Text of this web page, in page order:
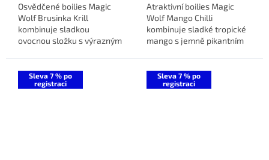
Osvědčené boilies Magic
Wolf Brusinka Krill
kombinuje sladkou
ovocnou složku s výrazným
atraktivní ovocnou stopu,
zatímco krill...
Atraktivní boilies Magic
Wolf Mango Chilli
kombinuje sladké tropické
mango s jemně pikantním
nástraha, která stimuluje
aktivitu ryb...
Sleva 7 % po
registraci
Sleva 7 % po
registraci